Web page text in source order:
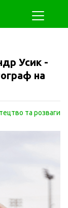
Усик -
на
та розваги